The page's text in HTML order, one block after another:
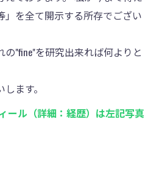
」を全て開示する所存でござい
"fine"を研究出来れば何よりと
ます。
ル（詳細：経歴）は左記写真